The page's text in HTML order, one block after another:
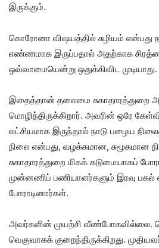
இருக்கும்.
கொரோனா விஷயத்தில் சுழியம் என்பது
எண்ணமாக இருப்பதால் அதற்காக
ஒவ்வாமையென்று ஒதுக்கிவிட முடியாது.
இதைத்தான் தலைமை சுகாதாரத்துறை
மொழிந்திருக்கிறார். அவரின் ஒரே
லட்சியமாக இருந்தால் நாடு பழைய
நிலை என்பது, வழக்கமான, சுமூகமான
சுகாதாரத்துறை மிகக் கடுமையாகப்
முன்னணிப் பணியாளர்களும் இரவு பகல்
போராடினார்கள்.
அவர்களின் முயற்சி
வெகுவாகக் குறைந்திருக்கிறது.